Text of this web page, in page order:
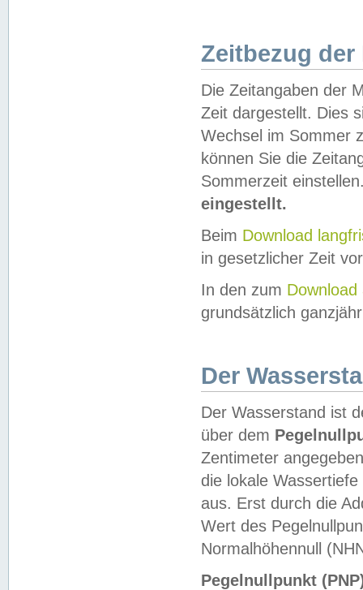
Zeitbezug der
Die Zeitangaben der
Zeit dargestellt. Dies
Wechsel im Sommer
können Sie die
Sommerzeit
eingestellt.
Beim Download
in gesetzlicher Zeit
In den zum Download
grundsätzlich
Der
Der Wasserstand ist
über dem
Zentimeter
die lokale
aus. Erst durch die
Wert des
Normalhöhennull
Pegelnullpunkt